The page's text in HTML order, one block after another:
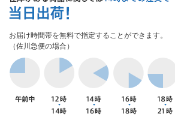
お届け時間帯を無料で指定することができます。
（佐川急便の場合）